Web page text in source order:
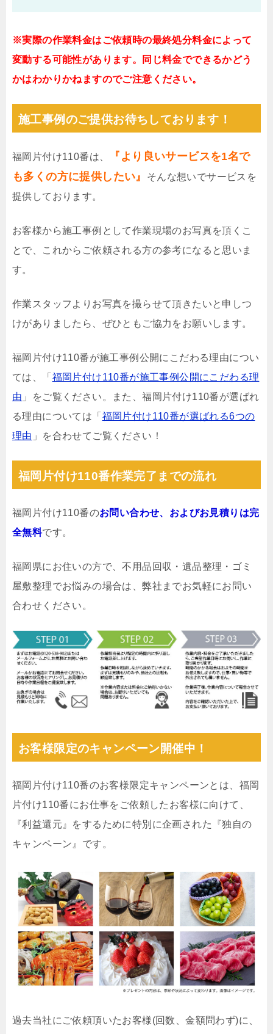
※実際の作業料金はご依頼時の最終処分料金によって
変動する可能性があります。同じ料金でできるかどう
かはわかりかねますのでご注意ください。
施工事例のご提供お待ちしております！
福岡片付け110番は、
『より良いサービスを1名で
も多くの方に提供したい』
そんな想いでサービスを
提供しております。
お客様から施工事例として作業現場のお写真を頂くこ
とで、これからご依頼される方の参考になると思いま
す。
作業スタッフよりお写真を撮らせて頂きたいと申しつ
けがありましたら、ぜひともご協力をお願いします。
福岡片付け110番が施工事例公開にこだわる理由につい
ては、「 福岡片付け110番が施工事例公開にこだわる理
由 」をご覧ください。また、福岡片付け110番が選ばれ
る理由については「 福岡片付け110番が選ばれる6つの
理由 」を合わせてご覧ください！
福岡片付け110番作業完了までの流れ
福岡片付け110番のお問い合わせ、およびお見積りは完
全無料です。
福岡県にお住いの方で、不用品回収・遺品整理・ゴミ
屋敷整理でお悩みの場合は、弊社までお気軽にお問い
合わせください。
お客様限定のキャンペーン開催中！
福岡片付け110番のお客様限定キャンペーンとは、福岡
片付け110番にお仕事をご依頼したお客様に向けて、
『利益還元』をするために特別に企画された『独自の
キャンペーン』です。
過去当社にご依頼頂いたお客様(回数、金額問わず)に、